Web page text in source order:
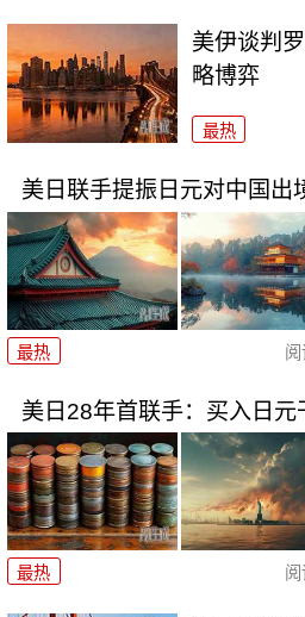
美伊谈判
略博弈
最热
美日联手提振日元对中国出
最热
美日28年首联手：买入日元
最热